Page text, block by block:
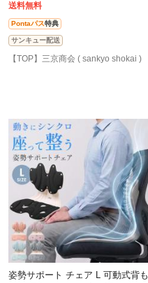
送料無料
Pontaパス特典
サンキュー配送
【TOP】三京商会 ( sankyo shokai )
姿勢サポート チェア L 可動式背も